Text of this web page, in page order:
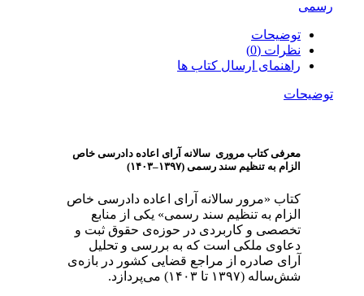
رسمی
توضیحات
نظرات (0)
راهنمای ارسال کتاب ها
توضیحات
معرفی کتاب مروری سالانه آرای اعاده دادرسی خاص
الزام به تنظیم سند رسمی (۱۳۹۷–۱۴۰۳)
کتاب «مرور سالانه آرای اعاده دادرسی خاص
الزام به تنظیم سند رسمی» یکی از منابع
تخصصی و کاربردی در حوزه‌ی حقوق ثبت و
دعاوی ملکی است که به بررسی و تحلیل
آرای صادره از مراجع قضایی کشور در بازه‌ی
شش‌ساله (۱۳۹۷ تا ۱۴۰۳) می‌پردازد.